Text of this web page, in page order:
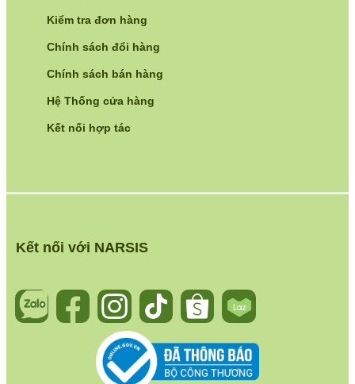
Kết nối với NARSIS
Kiểm tra đơn hàng
Chính sách đổi hàng
Chính sách bán hàng
Hệ Thống cửa hàng
Kết nối hợp tác